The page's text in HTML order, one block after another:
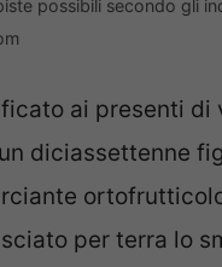
possibili secondo gli
ai presenti di
diciassettenne
per terra lo